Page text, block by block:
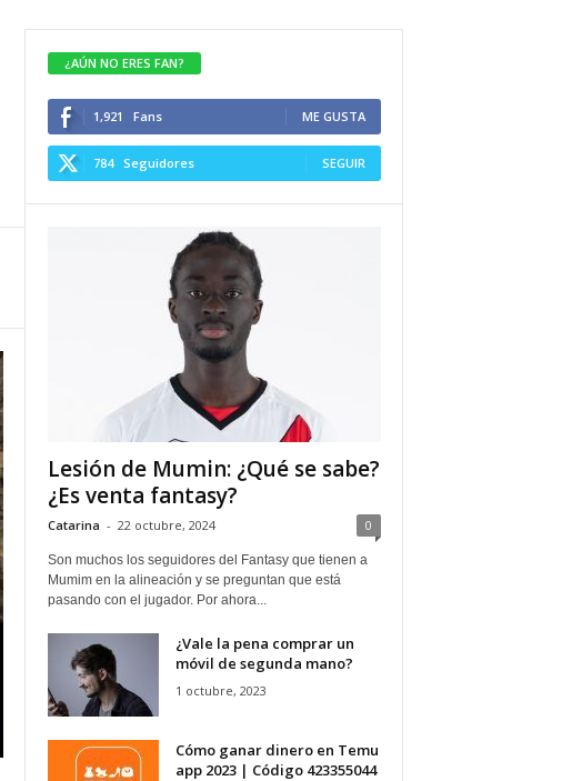
¿AÚN NO ERES FAN?
1,921 Fans ME GUSTA
784 Seguidores SEGUIR
Lesión de Mumin: ¿Qué se sabe?
¿Es venta fantasy?
Catarina - 22 octubre, 2024 0
Son muchos los seguidores del Fantasy que tienen a
Mumim en la alineación y se preguntan que está
pasando con el jugador. Por ahora...
¿Vale la pena comprar un
móvil de segunda mano?
1 octubre, 2023
Cómo ganar dinero en Temu
app 2023 | Código 423355044